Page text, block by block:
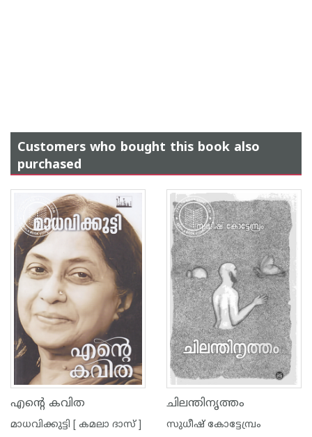
Customers who bought this book also
purchased
എന്റെ കവിത
മാധവിക്കുട്ടി [ കമലാ ദാസ് ]
ചിലന്തിനൃത്തം
സുധീഷ് കോട്ടേമ്പ്രം